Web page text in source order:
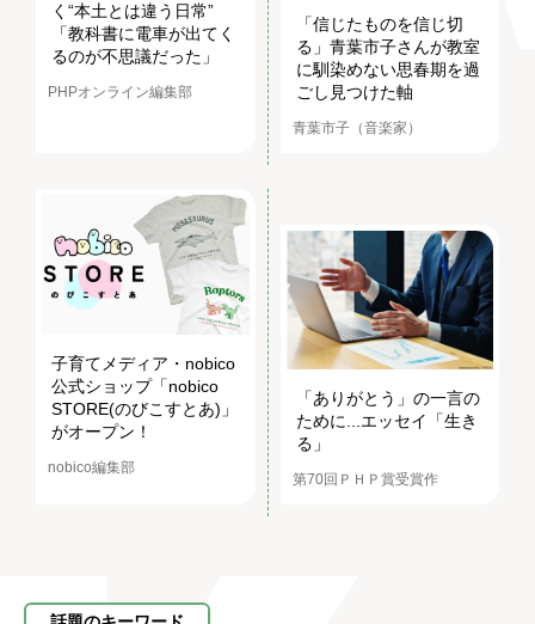
く“本土とは違う日常”
「教科書に電車が出てく
るのが不思議だった」
PHPオンライン編集部
「信じたものを信じ切
る」青葉市子さんが教室
に馴染めない思春期を過
ごし見つけた軸
青葉市子（音楽家）
子育てメディア・nobico
公式ショップ「nobico
STORE(のびこすとあ)」
がオープン！
nobico編集部
「ありがとう」の一言の
ために...エッセイ「生き
る」
第70回ＰＨＰ賞受賞作